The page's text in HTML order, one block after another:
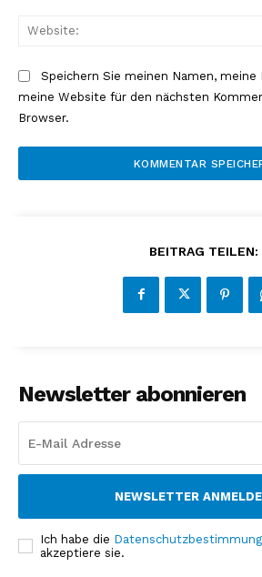
Speichern Sie meinen Namen, meine
meine Website für den nächsten
Browser.
BEITRAG TEILEN:
Newsletter abonnieren
NEWSLETTER
Ich habe die
akzeptiere sie.